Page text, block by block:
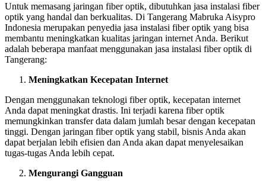
Untuk memasang jaringan fiber optik, dibutuhkan jasa instalasi fiber
optik yang handal dan berkualitas. Di Tangerang Mabruka Aisypro
Indonesia merupakan penyedia jasa instalasi fiber optik yang bisa
membantu meningkatkan kualitas jaringan internet Anda. Berikut
adalah beberapa manfaat menggunakan jasa instalasi fiber optik di
Tangerang:
Meningkatkan Kecepatan Internet
Dengan menggunakan teknologi fiber optik, kecepatan internet
Anda dapat meningkat drastis. Ini terjadi karena fiber optik
memungkinkan transfer data dalam jumlah besar dengan kecepatan
tinggi. Dengan jaringan fiber optik yang stabil, bisnis Anda akan
dapat berjalan lebih efisien dan Anda akan dapat menyelesaikan
tugas-tugas Anda lebih cepat.
Mengurangi Gangguan